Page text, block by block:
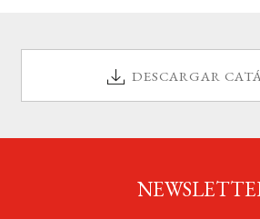
DESCARGAR